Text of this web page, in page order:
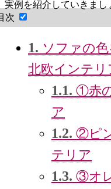
実例を紹介していきまし
次
1. ソファの
北欧インテリ
1.1. ①赤
ア
1.2. ②ピ
テリア
1.3. ③オ